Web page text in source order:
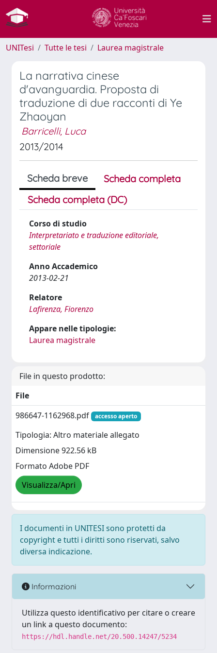
UNITesi Tutte le tesi Laurea magistrale
La narrativa cinese
d'avanguardia. Proposta di
traduzione di due racconti di Ye
Zhaoyan
Barricelli, Luca
2013/2014
Scheda breve
Scheda completa
Scheda completa (DC)
Corso di studio
Interpretariato e traduzione editoriale,
settoriale
Anno Accademico
2013-02-21
Relatore
Lafirenza, Fiorenzo
Appare nelle tipologie:
Laurea magistrale
File in questo prodotto:
File
986647-1162968.pdf
accesso aperto
Tipologia: Altro materiale allegato
Dimensione 922.56 kB
Formato Adobe PDF
Visualizza/Apri
I documenti in UNITESI sono protetti da
copyright e tutti i diritti sono riservati, salvo
diversa indicazione.
Informazioni
Utilizza questo identificativo per citare o creare
un link a questo documento:
https://hdl.handle.net/20.500.14247/5234